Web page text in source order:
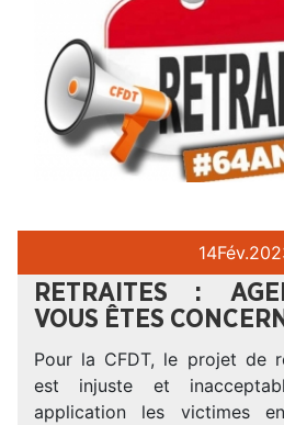
14Fév.
RETRAITES :
VOUS ÊTES
Pour la CFDT, le projet de
est injuste et
application les victimes